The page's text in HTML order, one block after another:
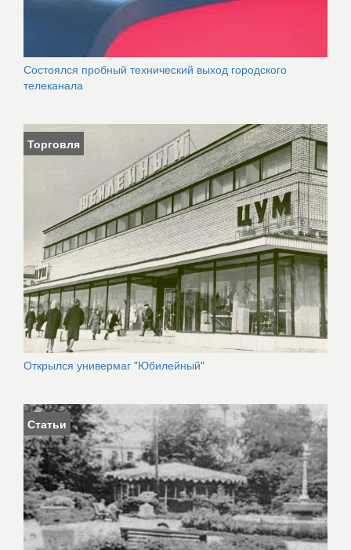
Состоялся пробный технический выход городского
телеканала
Торговля
Открылся универмаг "Юбилейный"
Статьи